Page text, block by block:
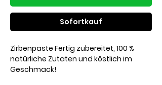
Sofortkauf
Zirbenpaste Fertig zubereitet, 100 %
natürliche Zutaten und köstlich im
Geschmack!